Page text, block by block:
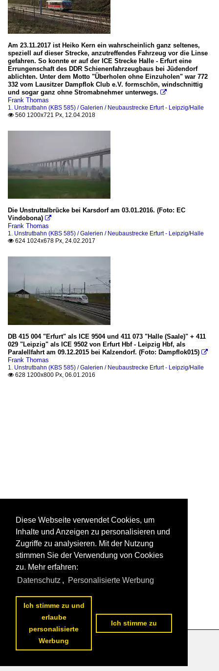
Am 23.11.2017 ist Heiko Kern ein wahrscheinlich ganz seltenes,
speziell auf dieser Strecke, anzutreffendes Fahrzeug vor die Linse
gefahren. So konnte er auf der ICE Strecke Halle - Erfurt eine
Errungenschaft des DDR Schienenfahrzeugbaus bei Jüdendorf
ablichten. Unter dem Motto "Überholen ohne Einzuholen" war 772
332 vom Lausitzer Dampflok Club e.V. formschön, windschnittig
und sogar ganz ohne Stromabnehmer unterwegs. 
Frank Thomas
1. Unstrutbahn (KBS 585) / Galerien / Neubaustrecke Erfurt - Leipzig/Halle
 560 1200x721 Px, 12.04.2018
Die Unstruttalbrücke bei Karsdorf am 03.01.2016. (Foto: EC
Vindobona) 
Frank Thomas
1. Unstrutbahn (KBS 585) / Galerien / Neubaustrecke Erfurt - Leipzig/Halle
 624 1024x678 Px, 24.02.2017
DB 415 004 "Erfurt" als ICE 9504 und 411 073 "Halle (Saale)" + 411
029 "Leipzig" als ICE 9502 von Erfurt Hbf - Leipzig Hbf, als
Paralellfahrt am 09.12.2015 bei Kalzendorf. (Foto: Dampflok015) 
Frank Thomas
1. Unstrutbahn (KBS 585) / Galerien / Neubaustrecke Erfurt - Leipzig/Halle
 628 1200x800 Px, 06.01.2016
Datenschutzerklärung
Diese Webseite verwendet Cookies, um
Inhalte und Anzeigen zu personalisieren und
Zugriffe zu analysieren. Mit der Nutzung
stimmen Sie der Verwendung von Cookies
zu. Mehr erfahren:
Datenschutz , Personalisierte Werbung
Ich stimme zu und
erlaube
personalisierte
Werbung
Ich stimme zu